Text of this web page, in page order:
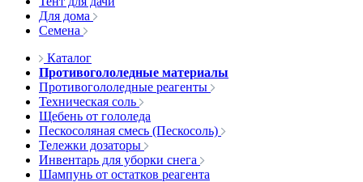
Для дома
Семена
Каталог
Противогололедные материалы
Противогололедные реагенты
Техническая соль
Щебень от гололеда
Пескосоляная смесь (Пескосоль)
Тележки дозаторы
Инвентарь для уборки снега
Шампунь от остатков реагента